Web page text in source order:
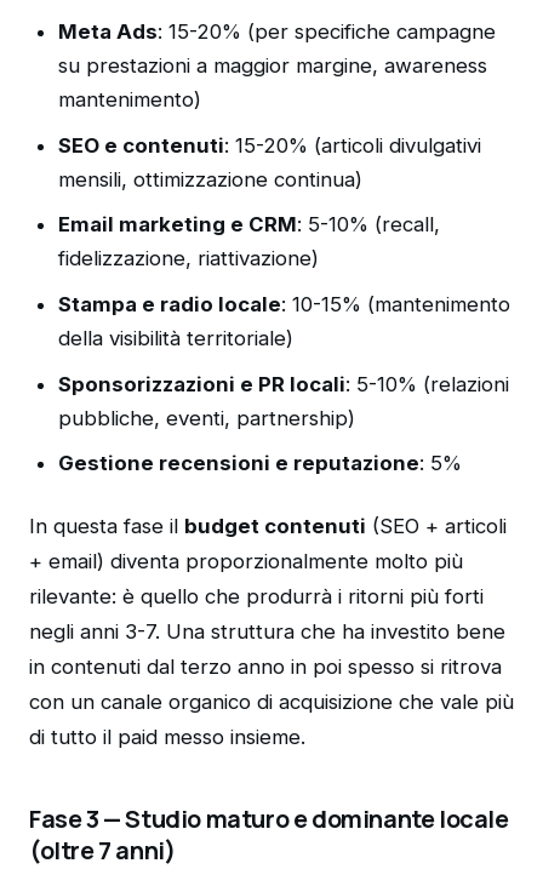
Meta Ads: 15-20% (per specifiche campagne
su prestazioni a maggior margine, awareness
mantenimento)
SEO e contenuti: 15-20% (articoli divulgativi
mensili, ottimizzazione continua)
Email marketing e CRM: 5-10% (recall,
fidelizzazione, riattivazione)
Stampa e radio locale: 10-15% (mantenimento
della visibilità territoriale)
Sponsorizzazioni e PR locali: 5-10% (relazioni
pubbliche, eventi, partnership)
Gestione recensioni e reputazione: 5%
In questa fase il budget contenuti (SEO + articoli
+ email) diventa proporzionalmente molto più
rilevante: è quello che produrrà i ritorni più forti
negli anni 3-7. Una struttura che ha investito bene
in contenuti dal terzo anno in poi spesso si ritrova
con un canale organico di acquisizione che vale più
di tutto il paid messo insieme.
Fase 3 — Studio maturo e dominante locale
(oltre 7 anni)